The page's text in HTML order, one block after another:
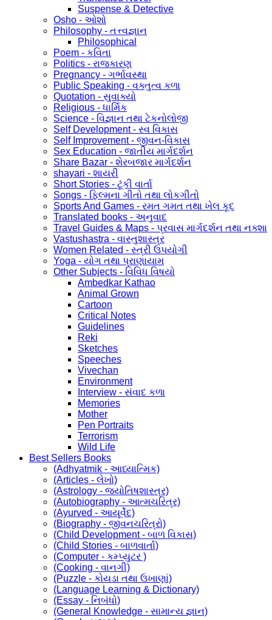
Suspense & Detective
Osho - ઓશો
Philosophy - તત્ત્વજ્ઞાન
Philosophical
Poem - કવિતા
Politics - રાજકારણ
Pregnancy - ગર્ભાવસ્થા
Public Speaking - વક્તુત્વ કળા
Quotation - સુવાક્યો
Religious - ધાર્મિક
Science - વિજ્ઞાન તથા ટેકનોલોજી
Self Development - સ્વ વિકાસ
Self Improvement - જીવન-વિકાસ
Sex Education - જાતીય માર્ગદર્શન
Share Bazar - શેરબજાર માર્ગદર્શન
shayari - શાયરી
Short Stories - ટૂંકી વાર્તા
Songs - ફિલ્મના ગીતો તથા લોકગીતો
Sports And Games - રમત ગમત તથા ખેલ કૂદ
Translated books - અનુવાદ
Travel Guides & Maps - પ્રવાસ માર્ગદર્શન તથા નક્શા
Vastushastra - વાસ્તુશાસ્ત્ર
Women Related - સ્ત્રી ઉપયોગી
Yoga - યોગ તથા પ્રાણાયામ
Other Subjects - વિવિધ વિષયો
Ambedkar Kathao
Animal Grown
Cartoon
Critical Notes
Guidelines
Reki
Sketches
Speeches
Vivechan
Environment
Interview - સંવાદ કળા
Memories
Mother
Pen Portraits
Terrorism
Wild Life
Best Sellers Books
(Adhyatmik - આધ્યાત્મિક)
(Articles - લેખો)
(Astrology - જ્યોતિષશાસ્ત્ર)
(Autobiography - આત્મચરિત્ર)
(Ayurved - આયૂર્વેદ)
(Biography - જીવનચરિત્રો)
(Child Development - બાળ વિકાસ)
(Child Stories - બાળવાર્તા)
(Computer - કમ્પ્યુટર )
(Cooking - વાનગી)
(Puzzle - કોયડા તથા ઉખાણાં)
(Language Learning & Dictionary)
(Essay - નિબંધો)
(General Knowledge - સામાન્ય જ્ઞાન)